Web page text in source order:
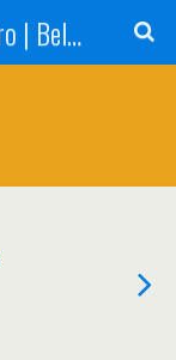
Acompanhantes Rio de Janeiro | Belas e Cia